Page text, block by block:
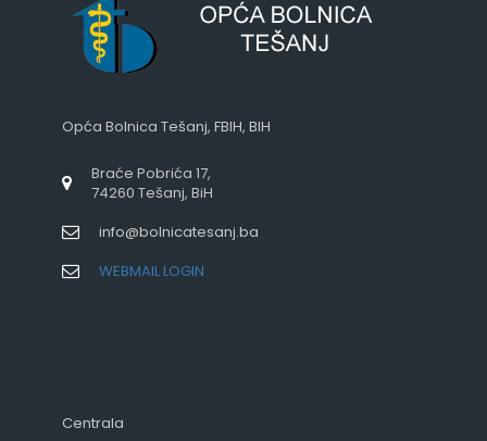
Opća Bolnica Tešanj, FBIH, BIH
Braće Pobrića 17,
74260 Tešanj, BiH
info@bolnicatesanj.ba
WEBMAIL LOGIN
Centrala